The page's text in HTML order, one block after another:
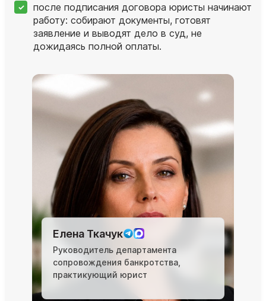
после подписания договора юристы начинают
работу: собирают документы, готовят
заявление и выводят дело в суд, не
дожидаясь полной оплаты.
Елена Ткачук
Руководитель департамента
сопровождения банкротства,
практикующий юрист